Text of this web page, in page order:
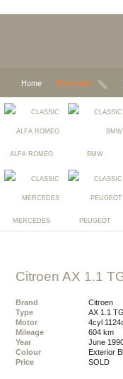
Home Expected
ALFA ROMEO BMW
MERCEDES PEUGEOT
Citroen AX 1.1
Brand
Citroen
Type
AX 1.1
Motor
4cyl
Mileage
604 km
Year
June
Colour
exterior
Price
SOLD